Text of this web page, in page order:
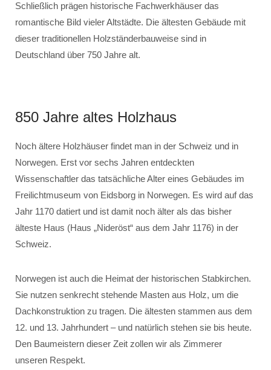
Schließlich prägen historische Fachwerkhäuser das
romantische Bild vieler Altstädte. Die ältesten Gebäude mit
dieser traditionellen Holzständerbauweise sind in
Deutschland über 750 Jahre alt.
850 Jahre altes Holzhaus
Noch ältere Holzhäuser findet man in der Schweiz und in
Norwegen. Erst vor sechs Jahren entdeckten
Wissenschaftler das tatsächliche Alter eines Gebäudes im
Freilichtmuseum von Eidsborg in Norwegen. Es wird auf das
Jahr 1170 datiert und ist damit noch älter als das bisher
älteste Haus (Haus „Nideröst“ aus dem Jahr 1176) in der
Schweiz.
Norwegen ist auch die Heimat der historischen Stabkirchen.
Sie nutzen senkrecht stehende Masten aus Holz, um die
Dachkonstruktion zu tragen. Die ältesten stammen aus dem
12. und 13. Jahrhundert – und natürlich stehen sie bis heute.
Den Baumeistern dieser Zeit zollen wir als Zimmerer
unseren Respekt.